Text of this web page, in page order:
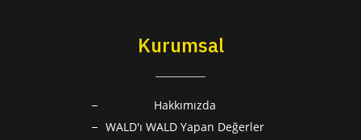
Kurumsal
Hakkımızda
WALD'ı WALD Yapan Değerler